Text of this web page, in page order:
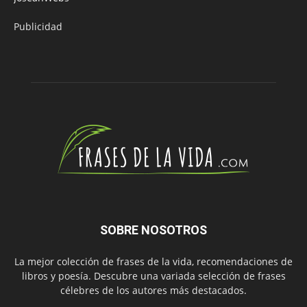
Publicidad
SOBRE NOSOTROS
La mejor colección de frases de la vida, recomendaciones de
libros y poesía. Descubre una variada selección de frases
célebres de los autores más destacados.